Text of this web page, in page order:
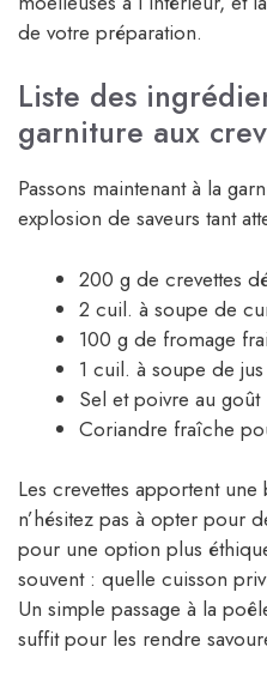
de votre préparation.
Liste des
garniture aux
Passons maintenant à la
explosion de saveurs tant
200 g de crevettes
2 cuil. à soupe de
100 g de fromage
1 cuil. à soupe de
Sel et poivre au goût
Coriandre fraîche
Les crevettes apportent
n’hésitez pas à opter pour
pour une option plus
souvent : quelle cuisson
Un simple passage à la
suffit pour les rendre